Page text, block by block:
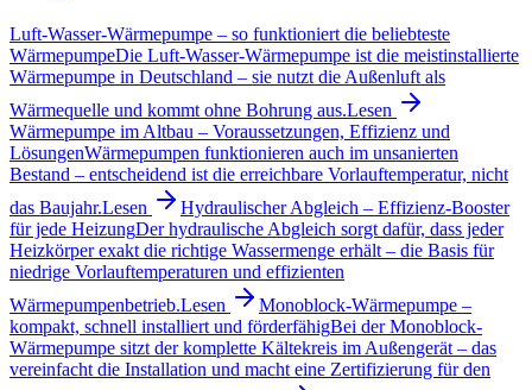
Luft-Wasser-Wärmepumpe – so funktioniert die beliebteste
WärmepumpeDie Luft-Wasser-Wärmepumpe ist die meistinstallierte
Wärmepumpe in Deutschland – sie nutzt die Außenluft als
Wärmequelle und kommt ohne Bohrung aus.Lesen
Wärmepumpe im Altbau – Voraussetzungen, Effizienz und
LösungenWärmepumpen funktionieren auch im unsanierten
Bestand – entscheidend ist die erreichbare Vorlauftemperatur, nicht
das Baujahr.Lesen
Hydraulischer Abgleich – Effizienz-Booster
für jede HeizungDer hydraulische Abgleich sorgt dafür, dass jeder
Heizkörper exakt die richtige Wassermenge erhält – die Basis für
niedrige Vorlauftemperaturen und effizienten
Wärmepumpenbetrieb.Lesen
Monoblock-Wärmepumpe –
kompakt, schnell installiert und förderfähigBei der Monoblock-
Wärmepumpe sitzt der komplette Kältekreis im Außengerät – das
vereinfacht die Installation und macht eine Zertifizierung für den